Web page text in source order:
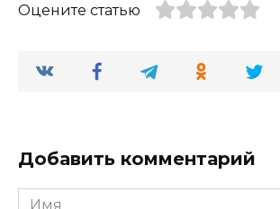
Оцените статью
Добавить комментарий
Имя